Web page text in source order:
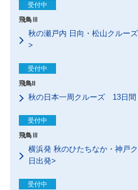
飛鳥Ⅲ
受付中
秋の瀬戸内 日向・松山クルー
>
飛鳥II
受付中
秋の日本一周クルーズ 13日間
飛鳥Ⅲ
受付中
横浜発 秋のひたちなか・神戸
日出発>
受付中